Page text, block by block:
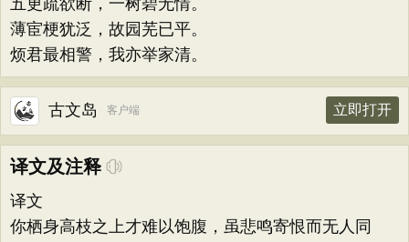
五更疏欲断，一树碧无情。
薄宦梗犹泛，故园芜已平。
烦君最相警，我亦举家清。
古文岛 客户端 立即打开
译文及注释
译文
你栖身高枝之上才难以饱腹，虽悲鸣寄恨而无人同